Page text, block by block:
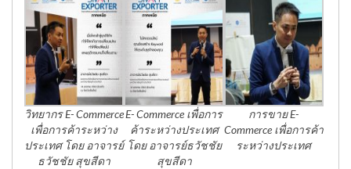
วิทยากร E- Commerce
เพื่อการค้าระหว่าง
ประเทศ โดย อาจารย์
ธวัชชัย สุขสีดา
E- Commerce เพื่อการ
ค้าระหว่างประเทศ
โดย อาจารย์ธวัชชัย
สุขสีดา
การขาย E-
Commerce เพื่อการค้า
ระหว่างประเทศ